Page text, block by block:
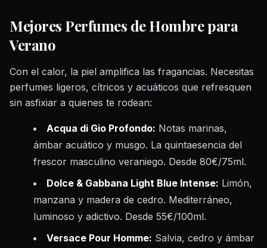
Mejores Perfumes de Hombre para
Verano
Con el calor, la piel amplifica las fragancias. Necesitas
perfumes ligeros, cítricos y acuáticos que refresquen
sin asfixiar a quienes te rodean:
Acqua di Gio Profondo: Notas marinas,
ámbar acuático y musgo. La quintaesencia del
frescor masculino veraniego. Desde 80€/75ml.
Dolce & Gabbana Light Blue Intense: Limón,
manzana y madera de cedro. Mediterráneo,
luminoso y adictivo. Desde 55€/100ml.
Versace Pour Homme: Salvia, cedro y ámbar